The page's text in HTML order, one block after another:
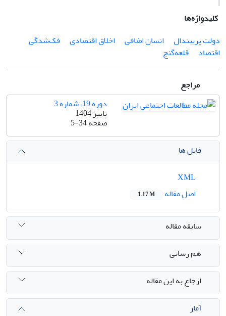
کلیدواژه‌ها
دولت پریبندال
انسان اضافی اخلاق اقتصادی
فک‌شدگی
اقتصاد
قلعه‌گنج
مراجع
دوره 19، شماره 3
پاییز 1404
صفحه5-34
فایل ها
اصل مقاله
1.17 M
سابقه مقاله
هم رسانی
ارجاع به این مقاله
آمار